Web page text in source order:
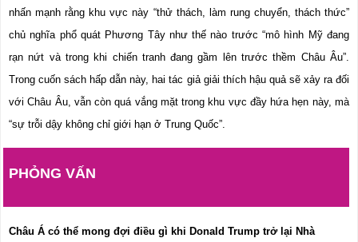
nhấn mạnh rằng khu vực này “thử thách, làm rung chuyển, thách thức”
chủ nghĩa phổ quát Phương Tây như thế nào trước “mô hình Mỹ đang
rạn nứt và trong khi chiến tranh đang gầm lên trước thềm Châu Âu”.
Trong cuốn sách hấp dẫn này, hai tác giả giải thích hậu quả sẽ xảy ra đối
với Châu Âu, vẫn còn quá vắng mặt trong khu vực đầy hứa hẹn này, mà
“sự trỗi dậy không chỉ giới hạn ở Trung Quốc”.
PHỎNG VẤN
Châu Á có thể mong đợi điều gì khi Donald Trump trở lại Nhà